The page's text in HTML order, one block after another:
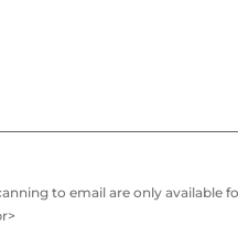
to email are only available